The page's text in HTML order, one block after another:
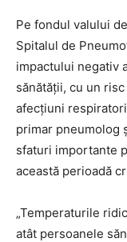
Pe fondul valului
Spitalul de
impactului negativ
sănătății, cu un
afecțiuni
primar pneumolog
sfaturi importante
această perioadă
„Temperaturile
atât persoanele